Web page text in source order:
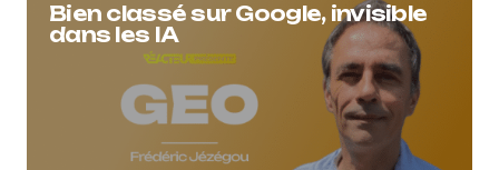
Bien classé sur Google, invisible
dans les IA